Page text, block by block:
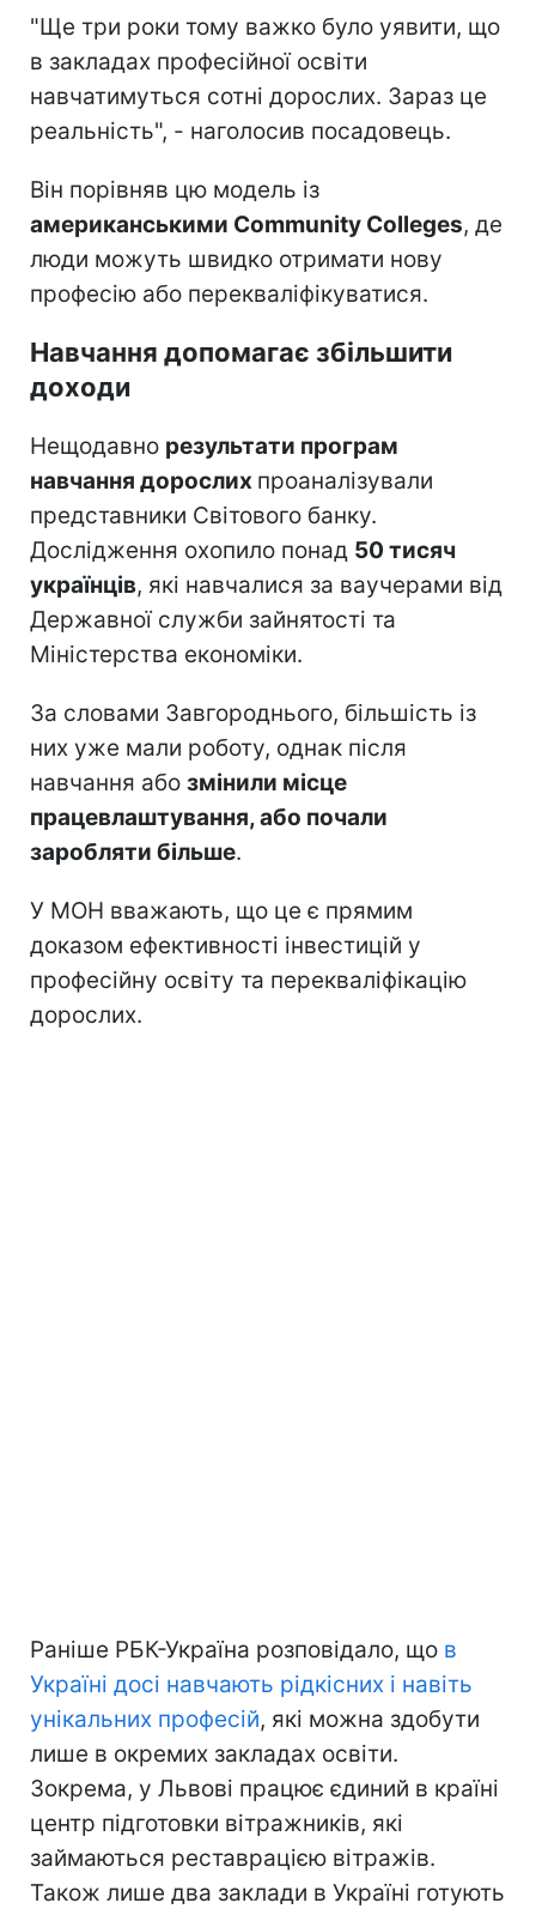
"Ще три роки тому важко було уявити, що
в закладах професійної освіти
навчатимуться сотні дорослих. Зараз це
реальність", - наголосив посадовець.
Він порівняв цю модель із
американськими Community Colleges, де
люди можуть швидко отримати нову
професію або перекваліфікуватися.
Навчання допомагає збільшити
доходи
Нещодавно результати програм
навчання дорослих проаналізували
представники Світового банку.
Дослідження охопило понад 50 тисяч
українців, які навчалися за ваучерами від
Державної служби зайнятості та
Міністерства економіки.
За словами Завгороднього, більшість із
них уже мали роботу, однак після
навчання або змінили місце
працевлаштування, або почали
заробляти більше.
У МОН вважають, що це є прямим
доказом ефективності інвестицій у
професійну освіту та перекваліфікацію
дорослих.
Раніше РБК-Україна розповідало, що в
Україні досі навчають рідкісних і навіть
унікальних професій, які можна здобути
лише в окремих закладах освіти.
Зокрема, у Львові працює єдиний в країні
центр підготовки вітражників, які
займаються реставрацією вітражів.
Також лише два заклади в Україні готують